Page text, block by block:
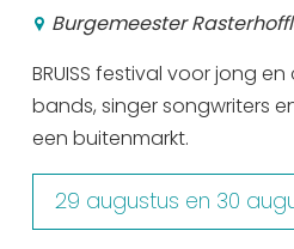
De Friese meren
Other languages
UITagenda
Routes
Burgemeester
BRUISS festival voor jong
bands, singer songwriters
een buitenmarkt.
29 augustus en 30